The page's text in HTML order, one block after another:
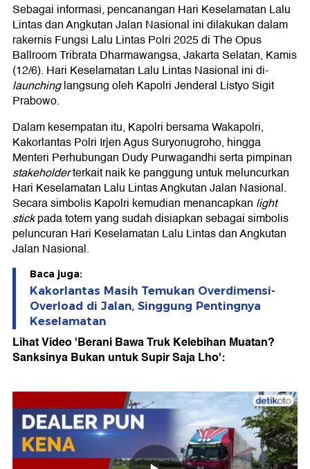
Sebagai informasi, pencanangan Hari Keselamatan Lalu
Lintas dan Angkutan Jalan Nasional ini dilakukan dalam
rakernis Fungsi Lalu Lintas Polri 2025 di The Opus
Ballroom Tribrata Dharmawangsa, Jakarta Selatan, Kamis
(12/6). Hari Keselamatan Lalu Lintas Nasional ini di-
launchinglangsung oleh Kapolri Jenderal Listyo Sigit
Prabowo.
Dalam kesempatan itu, Kapolri bersama Wakapolri,
Kakorlantas Polri Irjen Agus Suryonugroho, hingga
Menteri Perhubungan Dudy Purwagandhi serta pimpinan
stakeholderterkait naik ke panggung untuk meluncurkan
Hari Keselamatan Lalu Lintas Angkutan Jalan Nasional.
Secara simbolis Kapolri kemudian menancapkan light
stickpada totem yang sudah disiapkan sebagai simbolis
peluncuran Hari Keselamatan Lalu Lintas dan Angkutan
Jalan Nasional.
Baca juga:
Kakorlantas Masih Temukan Overdimensi-
Overload di Jalan, Singgung Pentingnya
Keselamatan
Lihat Video 'Berani Bawa Truk Kelebihan Muatan?
Sanksinya Bukan untuk Supir Saja Lho':